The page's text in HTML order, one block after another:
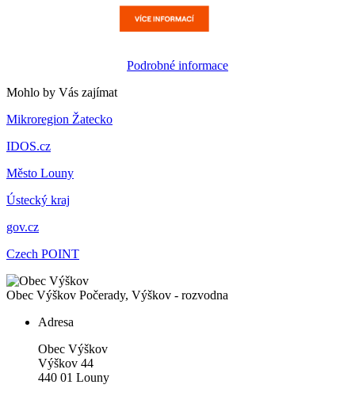
Podrobné informace
Mohlo by Vás zajímat
Mikroregion Žatecko
IDOS.cz
Město Louny
Ústecký kraj
gov.cz
Czech POINT
Obec Výškov Počerady, Výškov - rozvodna
Adresa
Obec Výškov
Výškov 44
440 01 Louny